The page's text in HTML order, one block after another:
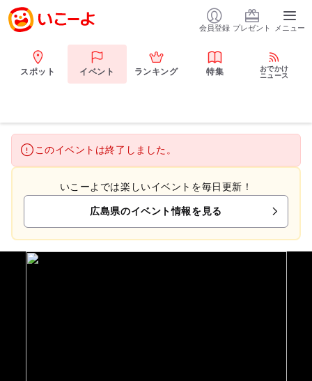
会員登録 プレゼント メニュー
スポット イベント ランキング 特集
おでかけ
ニュース
このイベントは終了しました。
いこーよでは楽しいイベントを毎日更新！
広島県のイベント情報を見る